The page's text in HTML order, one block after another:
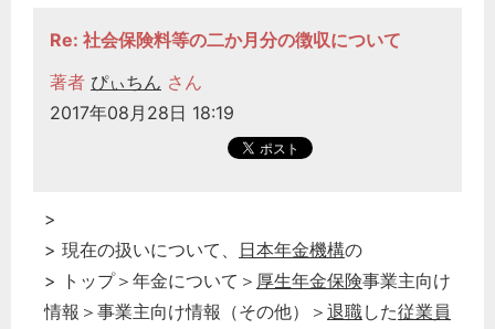
Re: 社会保険料等の二か月分の徴収について
著者 ぴぃちん さん
2017年08月28日 18:19
>
> 現在の扱いについて、 日本年金機構の
> トップ＞年金について＞ 厚生年金保険事業主向け
情報＞事業主向け情報（その他）＞ 退職した従業員